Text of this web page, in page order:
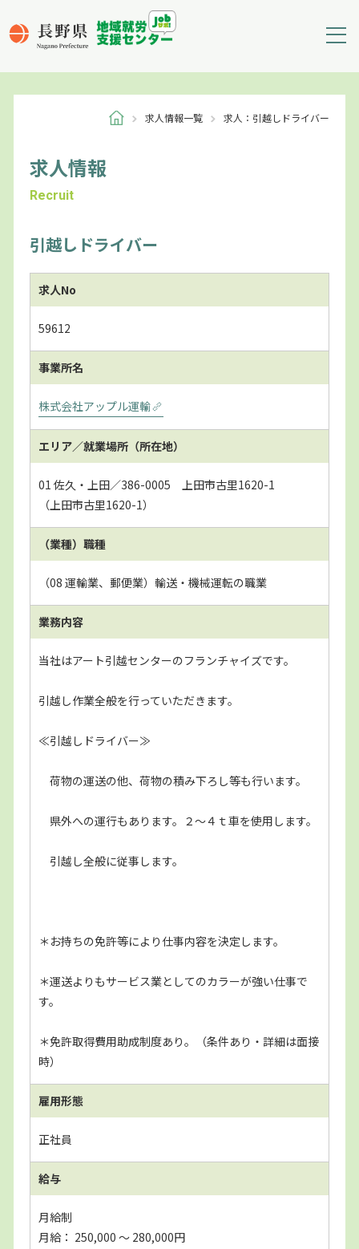
求人情報一覧 求人：引越しドライバー
求人情報
Recruit
引越しドライバー
求人No
59612
事業所名
株式会社アップル運輸
エリア／就業場所（所在地）
01 佐久・上田／386-0005 上田市古里1620-1
（上田市古里1620-1）
（業種）職種
（08 運輸業、郵便業）輸送・機械運転の職業
業務内容
当社はアート引越センターのフランチャイズです。
引越し作業全般を行っていただきます。
≪引越しドライバー≫
荷物の運送の他、荷物の積み下ろし等も行います。
県外への運行もあります。２～４ｔ車を使用します。
引越し全般に従事します。
＊お持ちの免許等により仕事内容を決定します。
＊運送よりもサービス業としてのカラーが強い仕事で
す。
＊免許取得費用助成制度あり。（条件あり・詳細は面接
時）
雇用形態
正社員
給与
月給制
月給： 250,000 〜 280,000円